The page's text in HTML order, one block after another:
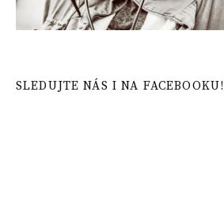
SLEDUJTE NÁS I NA FACEBOOKU!